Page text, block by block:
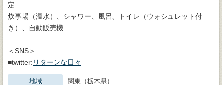
定
炊事場（温水）、シャワー、風呂、トイレ（ウォシュレット付
き）、自動販売機
＜SNS＞
■twitter: リターンな日々
地域 関東（栃木県）